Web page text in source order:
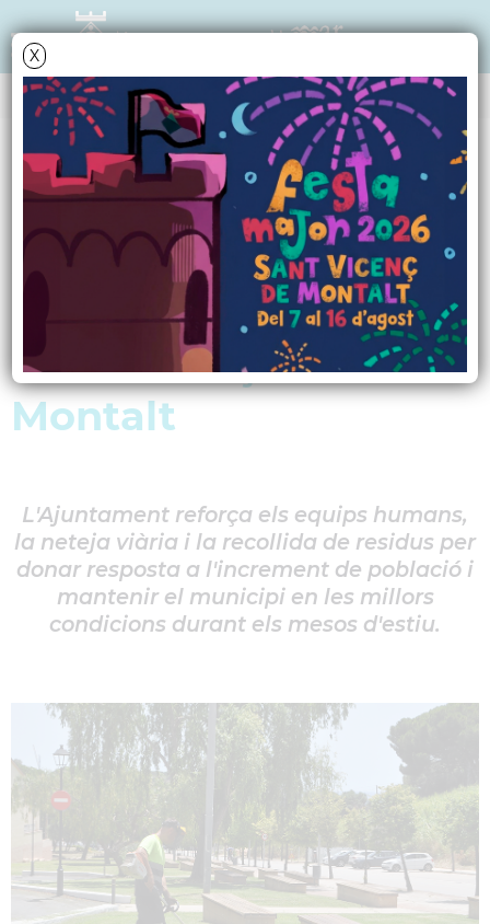
X
NOTÍCIES - ACTUALITAT
Més recursos i més
serveis per garantir
un estiu de qualitat a
Sant Vicenç de
Montalt
L'Ajuntament reforça els equips humans,
la neteja viària i la recollida de residus per
donar resposta a l'increment de població i
mantenir el municipi en les millors
condicions durant els mesos d'estiu.